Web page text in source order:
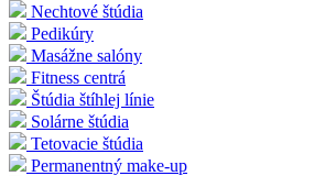
Nechtové štúdia
Pedikúry
Masážne salóny
Fitness centrá
Štúdia štíhlej línie
Solárne štúdia
Tetovacie štúdia
Permanentný make-up